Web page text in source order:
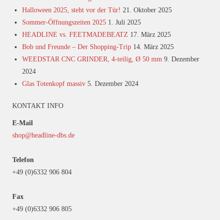
Halloween 2025, steht vor der Tür! 21. Oktober 2025
Sommer-Öffnungszeiten 2025 1. Juli 2025
HEADLINE vs. FEETMADEBEATZ 17. März 2025
Bob und Freunde – Der Shopping-Trip 14. März 2025
WEEDSTAR CNC GRINDER, 4-teilig, Ø 50 mm 9. Dezember
2024
Glas Totenkopf massiv 5. Dezember 2024
KONTAKT INFO
E-Mail
shop@headline-dbs.de
Telefon
+49 (0)6332 906 804
Fax
+49 (0)6332 906 805